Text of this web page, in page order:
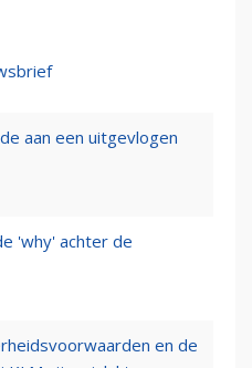
aan een uitgevlogen
'why' achter de
en de